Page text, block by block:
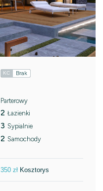
KC Brak
Parterowy
2 Łazienki
3 Sypialnie
2 Samochody
350 zł Kosztorys